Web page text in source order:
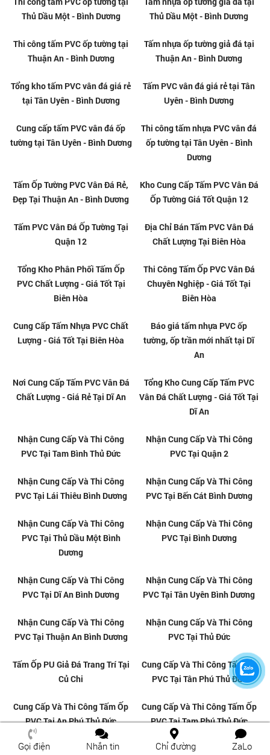
Đơn vị thi công cải tạo nhà cũ
chuyên nghiệp tại Biên Hòa -
Đồng Nai
Nhận cải tạo nhà cũ bằng tấm
nhựa giả đá tại Biên Hòa - Đồng
Nai
Đơn vị thi công cải tạo nhà cũ
Dương
Nhận cải tạo nhà cũ bằng tấm
Dương
Nhận cải tạo nhà cũ bằng tấm
nhựa giả đá tại Linh Trung - Thủ
Nhận cải tạo nhà cũ bằng tấm
nhựa giả đá tại Linh Xuân - Thủ
Đức
Đơn vị thi công cải tạo nhà cũ
Thi công tấm ốp tường giả đá
chuyên nghiệp tại Quận 2
Tấm ốp tường PVC giả đá chất
lượng tại Biên Hòa
Gọi điện Nhắn tin Chỉ đường ZaLo